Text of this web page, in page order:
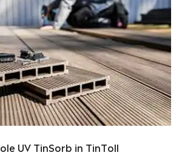
UV TinSorb in TinToll